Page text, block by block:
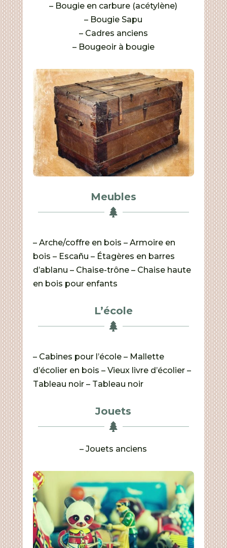
– Bougie en carbure (acétylène)
– Bougie Sapu
– Cadres anciens
– Bougeoir à bougie
Meubles

– Arche/coffre en bois – Armoire en
bois – Escañu – Étagères en barres
d’ablanu – Chaise-trône – Chaise haute
en bois pour enfants
L’école

– Cabines pour l’école – Mallette
d’écolier en bois – Vieux livre d’écolier –
Tableau noir – Tableau noir
Jouets

– Jouets anciens